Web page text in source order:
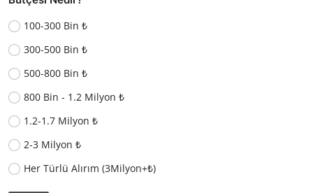
100-300 Bin ₺
300-500 Bin ₺
500-800 Bin ₺
800 Bin - 1.2 Milyon ₺
1.2-1.7 Milyon ₺
2-3 Milyon ₺
Her Türlü Alırım (3Milyon+₺)